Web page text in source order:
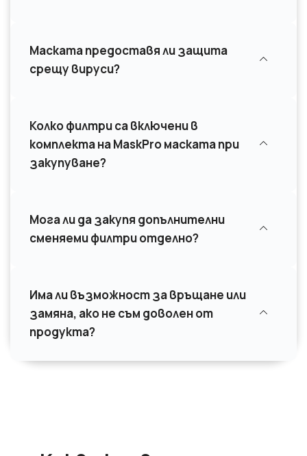
Маската предоставя ли защита
срещу вируси?
Колко филтри са включени в
комплекта на MaskPro маската при
закупуване?
Мога ли да закупя допълнителни
сменяеми филтри отделно?
Има ли възможност за връщане или
замяна, ако не съм доволен от
продукта?